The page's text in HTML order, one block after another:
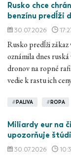
Rusko chce
benzínu predĺži
30.07.2026
Rusko predĺži
oznámila dnes
dronov na ropné
vedie k rastu ich
# PALIVA # ROPA
Miliardy eur na
upozorňuje
30.07.2026